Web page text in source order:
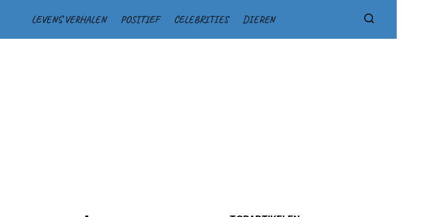
LEVENS VERHALEN POSITIEF CELEBRITIES DIEREN